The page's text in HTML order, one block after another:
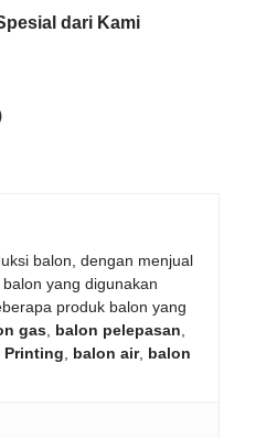
dari Kami
balon, dengan menjual
yang digunakan
produk balon yang
gas, balon pelepasan
Printing balon air, balon